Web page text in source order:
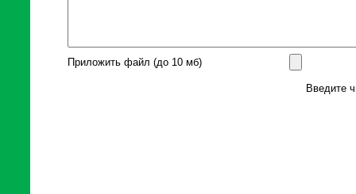
Приложить файл (до 10 мб)
Введите